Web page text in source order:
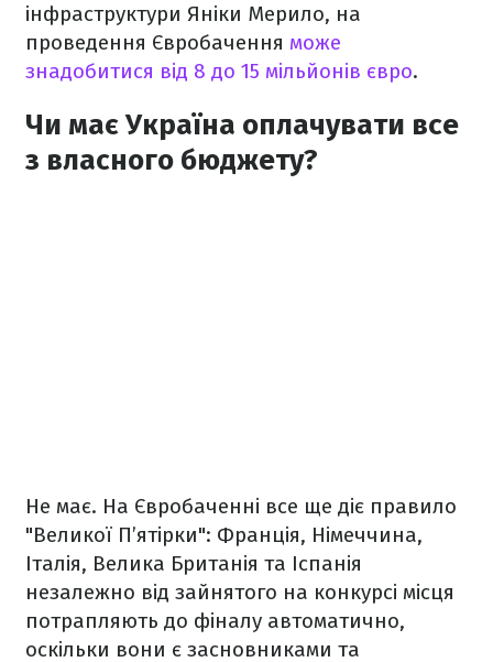
інфраструктури Яніки Мерило, на
проведення Євробачення може
знадобитися від 8 до 15 мільйонів євро.
Чи має Україна оплачувати все
з власного бюджету?
Не має. На Євробаченні все ще діє правило
"Великої П’ятірки": Франція, Німеччина,
Італія, Велика Британія та Іспанія
незалежно від зайнятого на конкурсі місця
потрапляють до фіналу автоматично,
оскільки вони є засновниками та